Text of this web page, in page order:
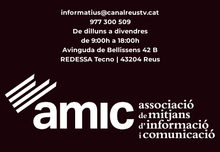
informatius@canalreustv.cat
977 300 509
De dilluns a divendres
de 9:00h a 18:00h
Avinguda de Bellissens 42 B
REDESSA Tecno | 43204 Reus